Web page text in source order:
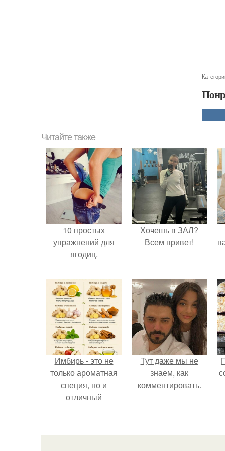
Читайте также
10 простых
упражнений для
ягодиц.
Хочешь в ЗАЛ?
Всем привет!
Имбирь - это не
только ароматная
специя, но и
отличный
и блюд.
Тут даже мы не
знаем, как
комментировать.